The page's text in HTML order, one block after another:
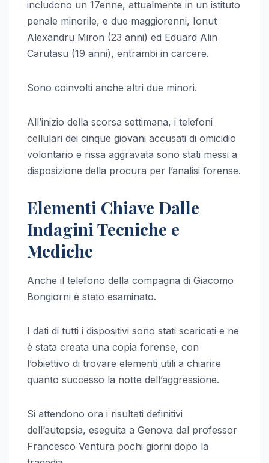
includono un 17enne, attualmente in un istituto
penale minorile, e due maggiorenni, Ionut
Alexandru Miron (23 anni) ed Eduard Alin
Carutasu (19 anni), entrambi in carcere.
Sono coinvolti anche altri due minori.
All’inizio della scorsa settimana, i telefoni
cellulari dei cinque giovani accusati di omicidio
volontario e rissa aggravata sono stati messi a
disposizione della procura per l’analisi forense.
Elementi Chiave Dalle
Indagini Tecniche e
Mediche
Anche il telefono della compagna di Giacomo
Bongiorni è stato esaminato.
I dati di tutti i dispositivi sono stati scaricati e ne
è stata creata una copia forense, con
l’obiettivo di trovare elementi utili a chiarire
quanto successo la notte dell’aggressione.
Si attendono ora i risultati definitivi
dell’autopsia, eseguita a Genova dal professor
Francesco Ventura pochi giorni dopo la